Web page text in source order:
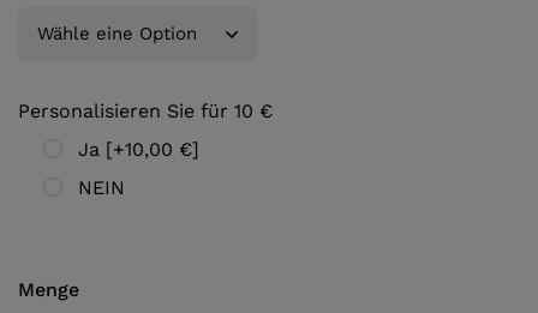
Personalisieren Sie für 10 €
Ja [+10,00 €]
NEIN
Menge